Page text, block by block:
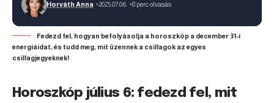
Horváth Anna 2025.07.06. 8 perc olvasás
Fedezd fel, hogyan befolyásolja a horoszkóp a december 31-i
energiáidat, és tudd meg, mit üzennek a csillagok az egyes
csillagjegyeknek!
Horoszkóp július 6: fedezd fel, mit